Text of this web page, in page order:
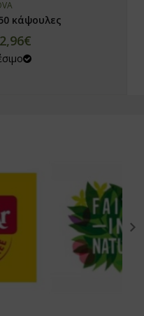
κάψουλες